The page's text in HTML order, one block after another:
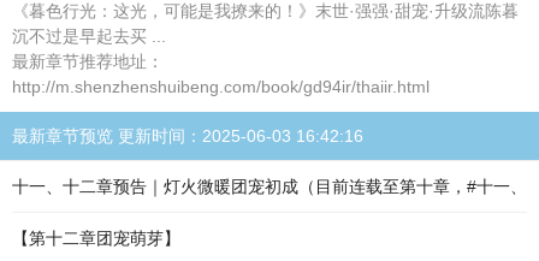
《暮色行光：这光，可能是我撩来的！》末世·强强·甜宠·升级流陈暮
沉不过是早起去买 ...
最新章节推荐地址：
http://m.shenzhenshuibeng.com/book/gd94ir/thaiir.html
最新章节预览 更新时间：2025-06-03 16:42:16
十一、十二章预告｜灯火微暖团宠初成（目前连载至第十章，#十一、
【第十二章团宠萌芽】